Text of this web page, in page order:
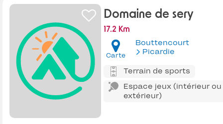
Domaine de sery
17.2 Km
Carte
Bouttencourt
Picardie
Terrain de sports
Espace jeux (intérieur ou
extérieur)